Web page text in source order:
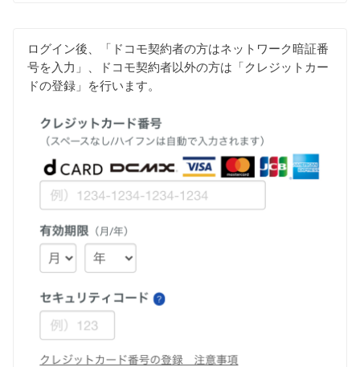
ログイン後、「ドコモ契約者の方はネットワーク暗証番
号を入力」、ドコモ契約者以外の方は「クレジットカー
ドの登録」を行います。